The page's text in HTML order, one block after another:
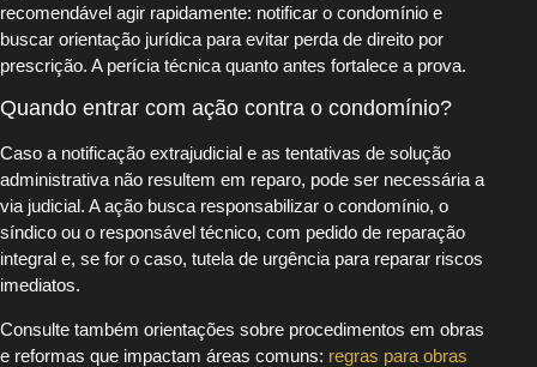
recomendável agir rapidamente: notificar o condomínio e
buscar orientação jurídica para evitar perda de direito por
prescrição. A perícia técnica quanto antes fortalece a prova.
Quando entrar com ação contra o condomínio?
Caso a notificação extrajudicial e as tentativas de solução
administrativa não resultem em reparo, pode ser necessária a
via judicial. A ação busca responsabilizar o condomínio, o
síndico ou o responsável técnico, com pedido de reparação
integral e, se for o caso, tutela de urgência para reparar riscos
imediatos.
Consulte também orientações sobre procedimentos em obras
e reformas que impactam áreas comuns: regras para obras